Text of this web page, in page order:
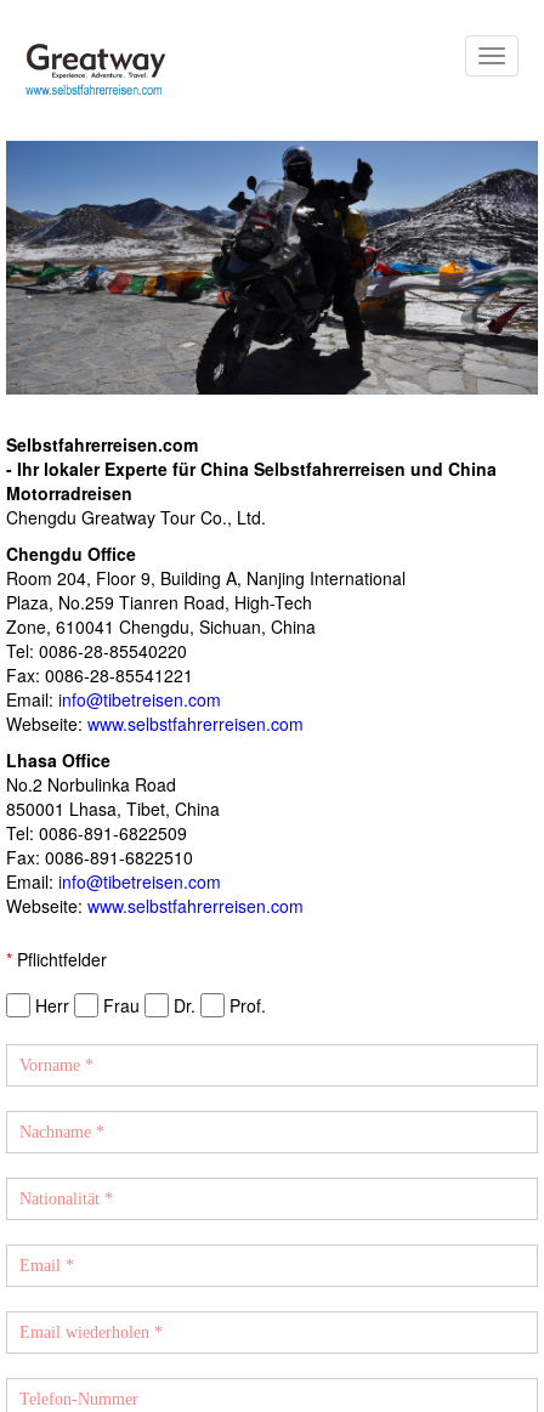
Toggle
Selbstfahrerreisen.com
- Ihr lokaler Experte für China Selbstfahrerreisen und China
Motorradreisen
Chengdu Greatway Tour Co., Ltd.
Chengdu Office
Room 204, Floor 9, Building A, Nanjing International
Plaza, No.259 Tianren Road, High-Tech
Zone, 610041 Chengdu, Sichuan, China
Tel: 0086-28-85540220
Fax: 0086-28-85541221
Email: info@tibetreisen.com
Webseite: www.selbstfahrerreisen.com
Lhasa Office
No.2 Norbulinka Road
850001 Lhasa, Tibet, China
Tel: 0086-891-6822509
Fax: 0086-891-6822510
Email: info@tibetreisen.com
Webseite: www.selbstfahrerreisen.com
* Pflichtfelder
Herr
Frau Dr. Prof.